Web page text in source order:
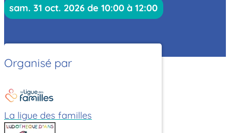
sam. 31 oct. 2026 de 10:00 à 12:00
Organisé par
La ligue des familles